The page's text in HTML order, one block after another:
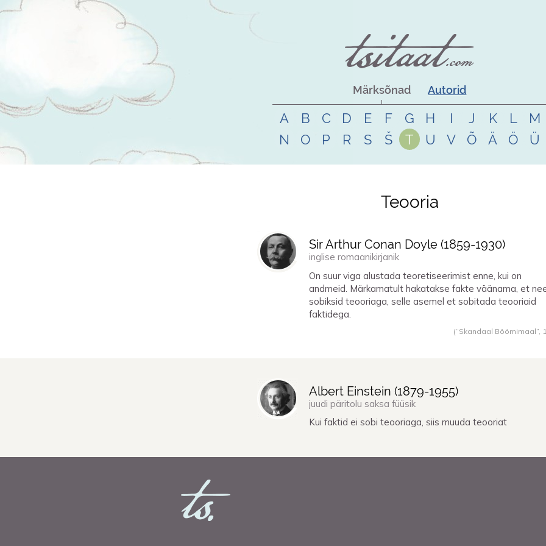
Märksõnad Autorid
A B C D E F G H I J K L
M
N
O P R S Š T U V Õ Ä Ö Ü
Teooria
Sir Arthur Conan Doyle (1859-1930)
inglise romaanikirjanik
On suur viga alustada teoretiseerimist enne, kui on
andmeid. Märkamatult hakatakse fakte väänama, et
sobiksid teooriaga, selle asemel et sobitada teooriaid
faktidega.
(“Skandaal Böömimaal”,
Albert Einstein (1879-1955)
juudi päritolu saksa füüsik
Kui faktid ei sobi teooriaga, siis muuda teooriat